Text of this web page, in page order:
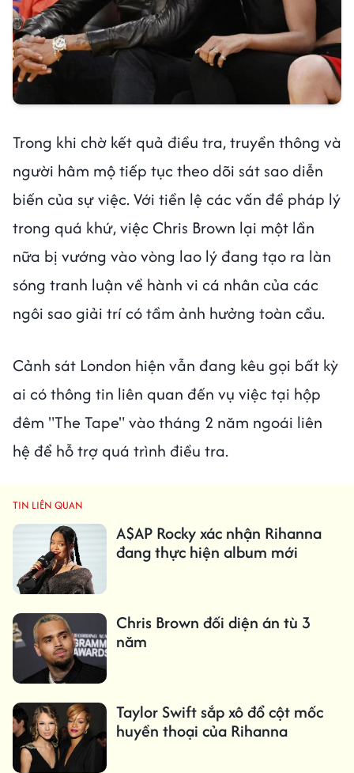
Trong khi chờ kết quả điều tra, truyền thông và
người hâm mộ tiếp tục theo dõi sát sao diễn
biến của sự việc. Với tiền lệ các vấn đề pháp lý
trong quá khứ, việc Chris Brown lại một lần
nữa bị vướng vào vòng lao lý đang tạo ra làn
sóng tranh luận về hành vi cá nhân của các
ngôi sao giải trí có tầm ảnh hưởng toàn cầu.
Cảnh sát London hiện vẫn đang kêu gọi bất kỳ
ai có thông tin liên quan đến vụ việc tại hộp
đêm "The Tape" vào tháng 2 năm ngoái liên
hệ để hỗ trợ quá trình điều tra.
TIN LIÊN QUAN
A$AP Rocky xác nhận Rihanna
đang thực hiện album mới
Chris Brown đối diện án tù 3
năm
Taylor Swift sắp xô đổ cột mốc
huyền thoại của Rihanna